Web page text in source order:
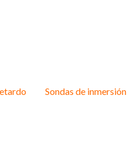
Sondas de inmersión